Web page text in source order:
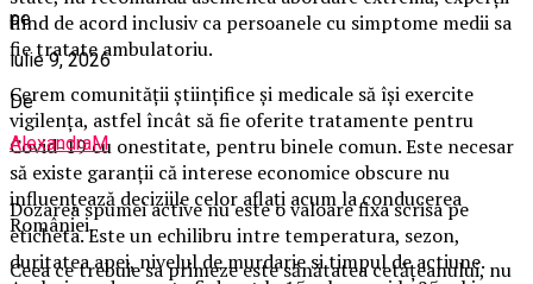
fiind de acord inclusiv ca persoanele cu simptome medii sa
fie tratate ambulatoriu.
Cerem comunității științifice și medicale să își exercite
vigilența, astfel încât să fie oferite tratamente pentru
Covid-19 cu onestitate, pentru binele comun. Este necesar
să existe garanții că interese economice obscure nu
influențează deciziile celor aflați acum la conducerea
României.
Ceea ce trebuie sa primeze este sănătatea cetățeanului, nu
pe
iulie 9, 2026
De
AlexandraM
Dozarea spumei active nu este o valoare fixa scrisa pe
eticheta. Este un echilibru intre temperatura, sezon,
duritatea apei, nivelul de murdarie si timpul de actiune.